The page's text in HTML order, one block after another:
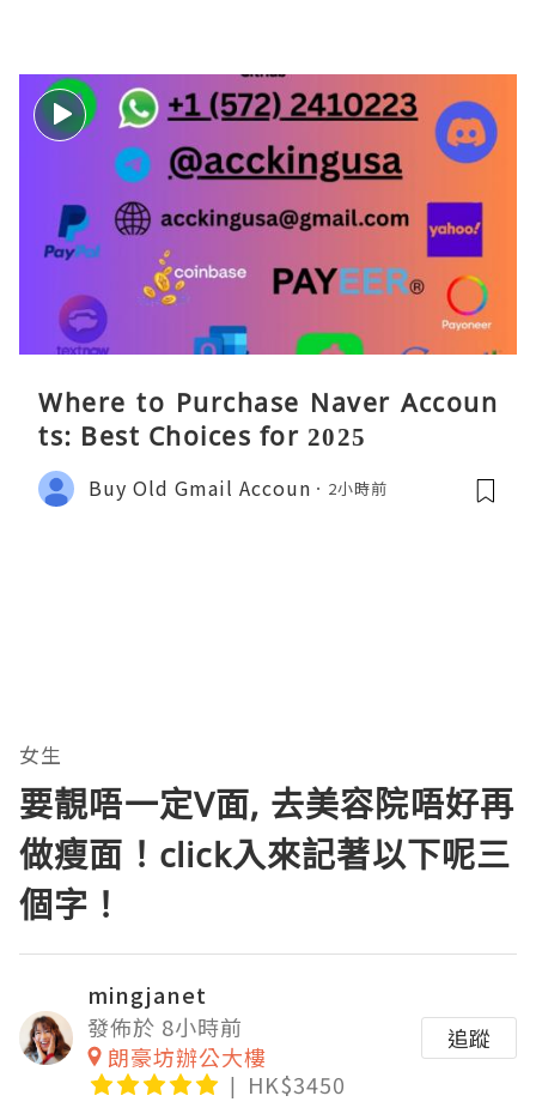
Where to Purchase Naver Accoun
ts: Best Choices for 2025
Buy Old Gmail Accoun 2小時前
女生
要靚唔一定V面, 去美容院唔好再
做瘦面！click入來記著以下呢三
個字！
mingjanet
發佈於 8小時前
朗豪坊辦公大樓
HK$3450
追蹤